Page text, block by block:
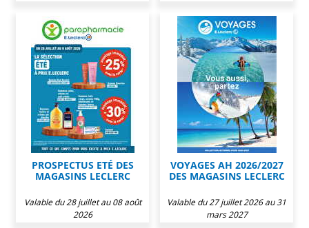
PROSPECTUS ETÉ DES
MAGASINS LECLERC
Valable du 28 juillet au 08 août
2026
VOYAGES AH 2026/2027
DES MAGASINS LECLERC
Valable du 27 juillet 2026 au 31
mars 2027